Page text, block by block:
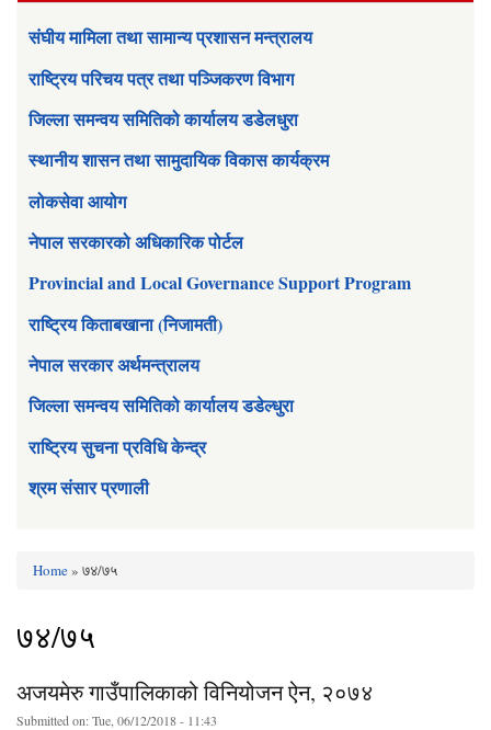
संघीय मामिला तथा सामान्य प्रशासन मन्त्रालय
राष्ट्रिय परिचय पत्र तथा पञ्जिकरण विभाग
जिल्ला समन्वय समितिको कार्यालय डडेलधुरा
स्थानीय शासन तथा सामुदायिक विकास कार्यक्रम
लोकसेवा आयोग
नेपाल सरकारको अधिकारिक पोर्टल
Provincial and Local Governance Support Program
राष्ट्रिय किताबखाना (निजामती)
नेपाल सरकार अर्थमन्त्रालय
जिल्ला समन्वय समितिको कार्यालय डडेल्धुरा
राष्ट्रिय सुचना प्रविधि केन्द्र
श्रम संसार प्रणाली
Home» ७४/७५
७४/७५
अजयमेरु गाउँपालिकाको विनियोजन ऐन, २०७४
Submitted on:Tue, 06/12/2018 - 11:43